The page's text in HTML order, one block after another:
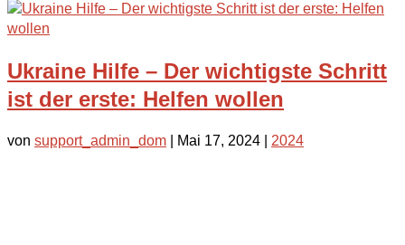
Ukraine Hilfe – Der wichtigste Schritt
ist der erste: Helfen wollen
von support_admin_dom Mai 17, 2024 2024